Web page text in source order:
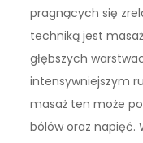
pragnących się
techniką jest
głębszych
intensywniejszym
masaż ten może
bólów oraz napięć.